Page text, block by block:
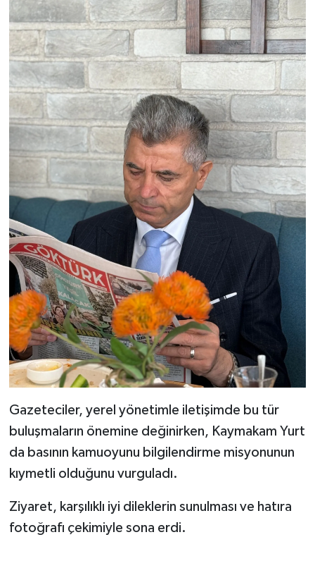
Gazeteciler, yerel yönetimle iletişimde bu tür
buluşmaların önemine değinirken, Kaymakam Yurt
da basının kamuoyunu bilgilendirme misyonunun
kıymetli olduğunu vurguladı.
Ziyaret, karşılıklı iyi dileklerin sunulması ve hatıra
fotoğrafı çekimiyle sona erdi.